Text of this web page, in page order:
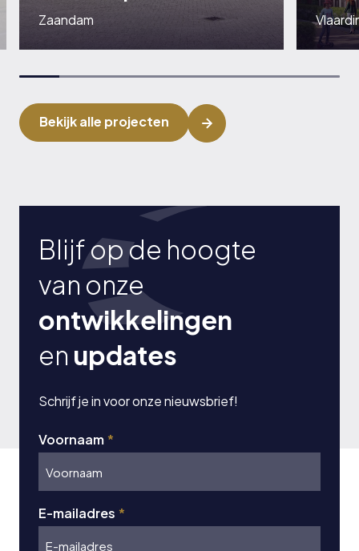
Zaandam
Bekijk alle projecten
Blijf op de hoogte
van onze
ontwikkelingen
en updates
Schrijf je in voor onze nieuwsbrief!
Voornaam*
E-mailadres *